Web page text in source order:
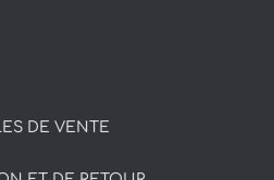
DE VENTE